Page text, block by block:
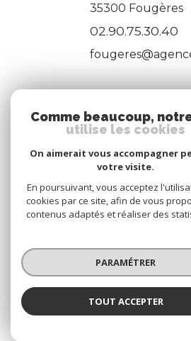
FAR
35300 Fougères
02.90.75.30.40
ADHÉRENTS
Nous
© 2026 | Tous droits
Nos honoraires
Nos
Réalisé par :
Comme beaucoup,
utilise les cookies
On aimerait vous accompagner
votre visite.
En poursuivant, vous acceptez
cookies par ce site, afin de vous
contenus adaptés et réaliser des
PARAMÉTRER
TOUT ACCEPTER